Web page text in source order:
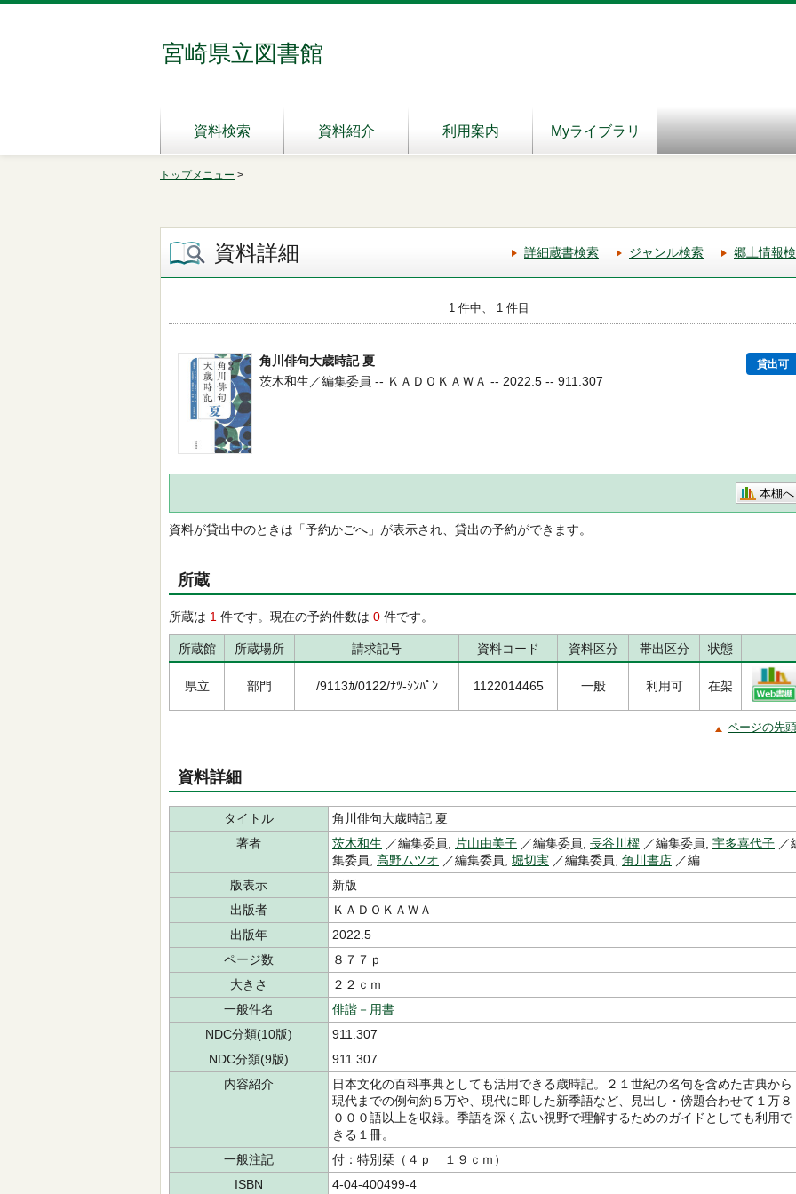
宮崎県立図書館
資料検索 資料紹介 利用案内 Myライブラリ
トップメニュー >
資料詳細 詳細蔵書検索 ジャンル検索 郷土情報
1 件中、 1 件目
角川俳句大歳時記 夏 貸出可
茨木和生／編集委員 -- ＫＡＤＯＫＡＷＡ -- 2022.5 -- 911.307
本棚へ
資料が貸出中のときは「予約かごへ」が表示され、貸出の予約ができます。
所蔵
所蔵は 1 件です。現在の予約件数は 0 件です。
所蔵館 所蔵場所 請求記号 資料コード 資料区分 帯出区分 状態
県立 部門 /9113ｶ/0122/ﾅﾂ-ｼﾝﾊﾟﾝ 1122014465 一般 利用可 在架
ページの先
資料詳細
タイトル
角川俳句大歳時記 夏
著者
茨木和生 ／編集委員, 片山由美子 ／編集委員, 長谷川櫂 ／編集委員, 宇多喜代子 ／
集委員, 高野ムツオ ／編集委員, 堀切実 ／編集委員, 角川書店 ／編
版表示
新版
出版者
ＫＡＤＯＫＡＷＡ
出版年
2022.5
ページ数
８７７ｐ
大きさ
２２ｃｍ
一般件名
俳諧－用書
NDC分類(10版)
911.307
NDC分類(9版)
911.307
内容紹介
日本文化の百科事典としても活用できる歳時記。２１世紀の名句を含めた古典から
現代までの例句約５万や、現代に即した新季語など、見出し・傍題合わせて１万８
０００語以上を収録。季語を深く広い視野で理解するためのガイドとしても利用で
きる１冊。
一般注記
付：特別栞（４ｐ １９ｃｍ）
ISBN
4-04-400499-4